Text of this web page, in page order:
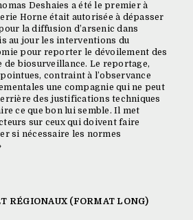
Deshaies a été le premier à
Horne était autorisée à dépasser
la diffusion d’arsenic dans
au jour les interventions du
pour reporter le dévoilement des
de biosurveillance. Le reportage,
contraint à l’observance
une compagnie qui ne peut
des justifications techniques
ce que bon lui semble. Il met
sur ceux qui doivent faire
si nécessaire les normes
RÉGIONAUX (FORMAT LONG)